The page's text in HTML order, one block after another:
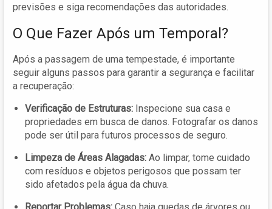
previsões e siga recomendações das autoridades.
O Que Fazer Após um Temporal?
Após a passagem de uma tempestade, é importante
seguir alguns passos para garantir a segurança e facilitar
a recuperação:
Verificação de Estruturas: Inspecione sua casa e
propriedades em busca de danos. Fotografar os danos
pode ser útil para futuros processos de seguro.
Limpeza de Áreas Alagadas: Ao limpar, tome cuidado
com resíduos e objetos perigosos que possam ter
sido afetados pela água da chuva.
Reportar Problemas: Caso haja quedas de árvores ou